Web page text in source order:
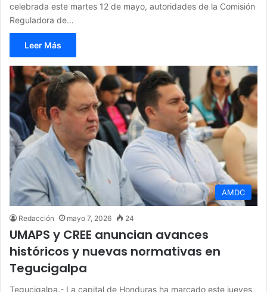
celebrada este martes 12 de mayo, autoridades de la Comisión
Reguladora de…
Leer Más
AMDC
Redacción mayo 7, 2026 24
UMAPS y CREE anuncian avances
históricos y nuevas normativas en
Tegucigalpa
Tegucigalpa.- La capital de Honduras ha marcado este jueves